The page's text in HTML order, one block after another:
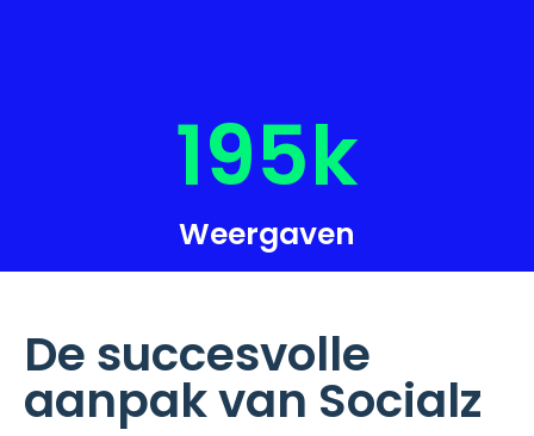
Weergaven
195k
De succesvolle
aanpak van Socialz